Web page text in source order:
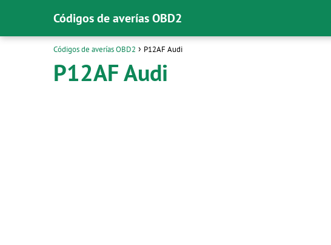
Códigos de averías OBD2
Códigos de averías OBD2 P12AF Audi
P12AF Audi